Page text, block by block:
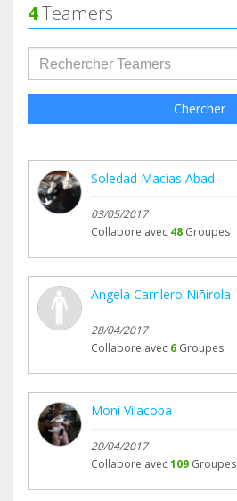
4Teamers
Chercher
Soledad Macias Abad
03/05/2017
Collabore avec 48 Groupes
Angela Carrilero Niñirola
28/04/2017
Collabore avec 6 Groupes
Moni Vilacoba
20/04/2017
Collabore avec109 Groupes